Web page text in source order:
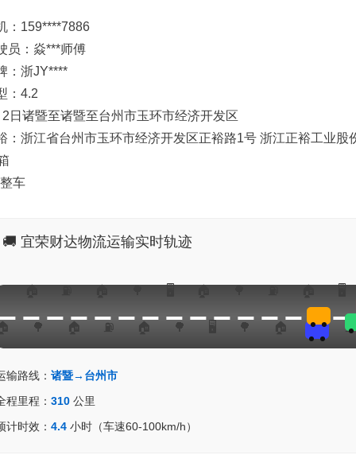
：159****7886
员：焱***师傅
：浙JY****
：4.2
日诸暨至诸暨至台州市玉环市经济开发区
：浙江省台州市玉环市经济开发区正裕路1号 浙江正裕工业股
车
🚚 宜荣财达物流运输实时轨迹
输路线： 诸暨→台州市
程里程： 310 公里
计时效： 4.4 小时（车速60-100km/h）